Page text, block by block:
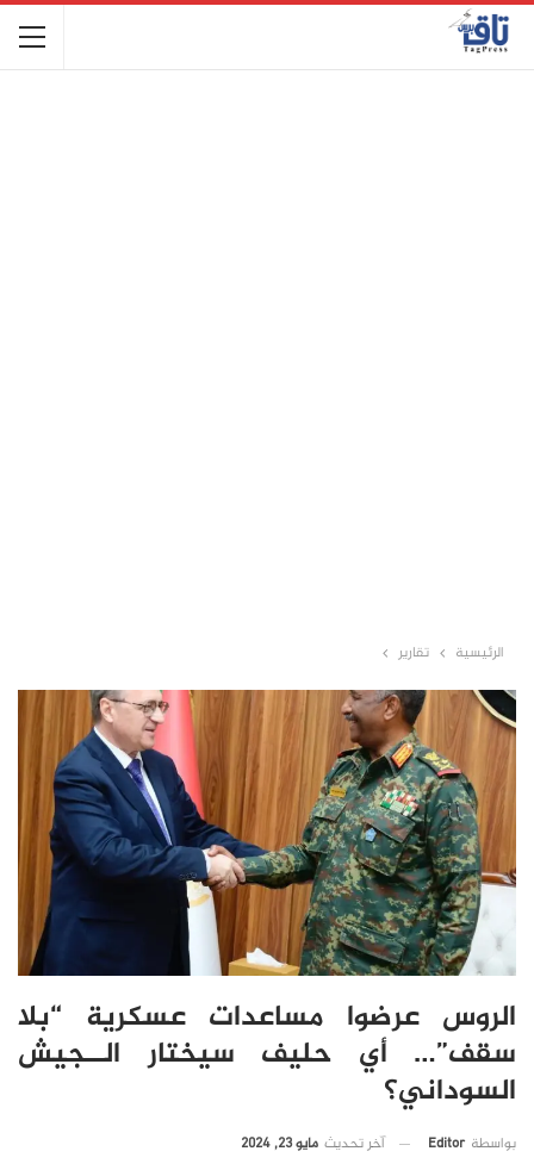
الرئيسية تقارير
الروس عرضوا مساعدات عسكرية “بلا
سقف”… أي حليف سيختار الــجيش
السوداني؟
بواسطة Editor آخر تحديث مايو 23, 2024